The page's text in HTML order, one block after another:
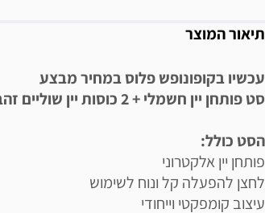
תיאור המוצר
עכשיו בקופונופש פלוס במחיר מבצע
סט פותחן יין חשמלי + 2 כוסות יין שוליים זהב
הסט כולל:
פותחן יין אלקטרוני
לחצן להפעלה קל ונוח לשימוש
עיצוב קומפקטי וייחודי